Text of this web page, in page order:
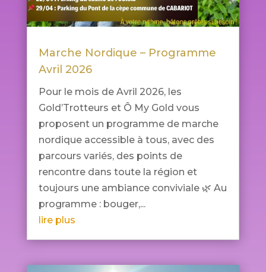
Marche Nordique – Programme
Avril 2026
Pour le mois de Avril 2026, les
Gold’Trotteurs et Ô My Gold vous
proposent un programme de marche
nordique accessible à tous, avec des
parcours variés, des points de
rencontre dans toute la région et
toujours une ambiance conviviale 🌿 Au
programme : bouger,...
lire plus